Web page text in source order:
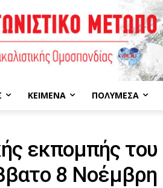
ΚΕΊΜΕΝΑ ΠΟΛΥΜΈΣΑ
εκπομπής του
8 Νοέμβρη